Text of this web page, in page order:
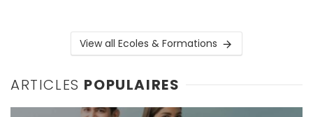
View all Ecoles & Formations
ARTICLES POPULAIRES